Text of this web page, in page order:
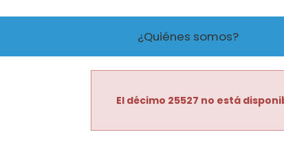
¿Quiénes somos?
El décimo 25527 no está